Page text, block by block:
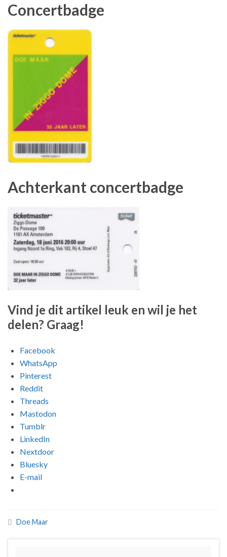
Concertbadge
Achterkant concertbadge
Vind je dit artikel leuk en wil je het
delen? Graag!
Facebook
WhatsApp
Pinterest
Reddit
Threads
Mastodon
Tumblr
LinkedIn
Nextdoor
Bluesky
E-mail
Doe Maar